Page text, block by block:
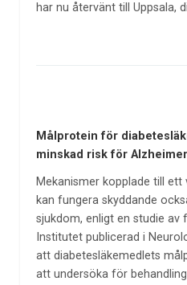
har nu återvänt till Uppsala,
Målprotein för
minskad risk för
Mekanismer kopplade till ett
kan fungera skyddande
sjukdom, enligt en studie av
Institutet publicerad i
att diabetesläkemedlets
att undersöka för